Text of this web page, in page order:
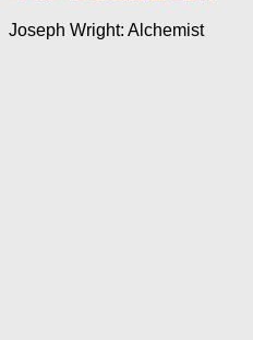
Joseph Wright: Alchemist